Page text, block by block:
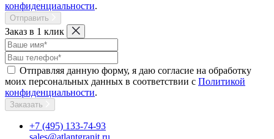
конфиденциальности.
Отправить
Заказ в 1 клик
Отправляя данную форму, я даю согласие на обработку
моих персональных данных в соответствии с Политикой
конфиденциальности.
Заказать
+7 (495) 133-74-93
sales@atlantgranit.ru